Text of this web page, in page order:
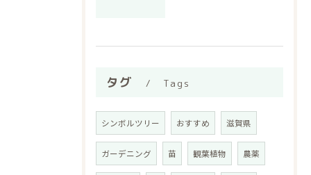
タグ Tags
シンボルツリー おすすめ 滋賀県
ガーデニング 苗 観葉植物 農薬